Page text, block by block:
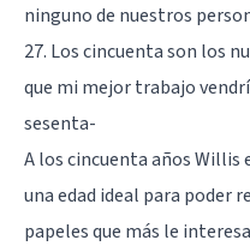
ninguno de nuestros
27. Los cincuenta son los
que mi mejor trabajo
sesenta-
A los cincuenta años Willis
una edad ideal para poder
papeles que más le